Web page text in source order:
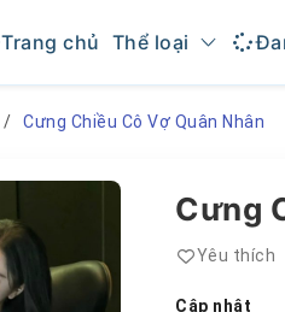
Trang chủ Thể loại
Cưng Chiều Cô Vợ Quân Nhân
Cưng
Yêu thích
Cập nhật